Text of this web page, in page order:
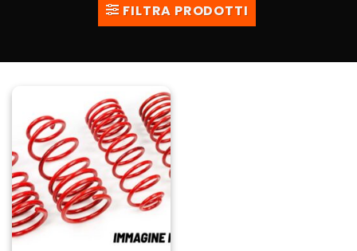
FILTRA PRODOTTI